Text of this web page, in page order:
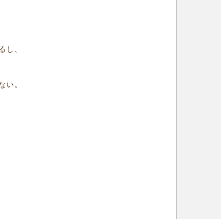
し、
い。